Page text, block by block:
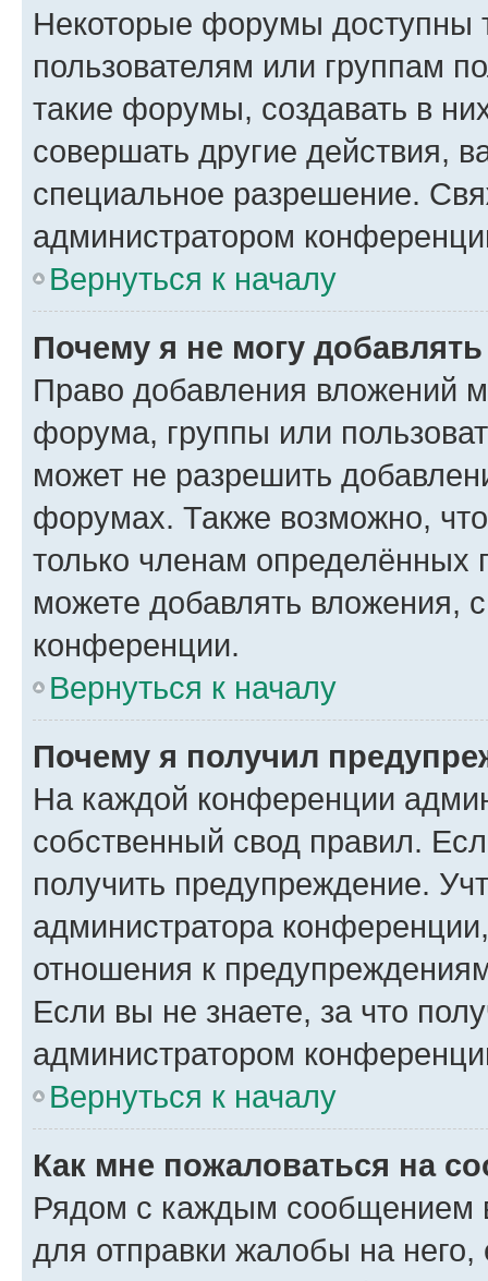
Некоторые форумы доступны
пользователям или группам
такие форумы, создавать в
совершать другие действия,
специальное разрешение.
администратором
Вернуться к началу
Почему я не могу
Право добавления вложений
форума, группы или
может не разрешить
форумах. Также возможно,
только членам определённых
можете добавлять вложения,
конференции.
Вернуться к началу
Почему я получил
На каждой конференции
собственный свод правил.
получить предупреждение.
администратора
отношения к
Если вы не знаете, за что
администратором
Вернуться к началу
Как мне пожаловаться на
Рядом с каждым сообщением
для отправки жалобы на